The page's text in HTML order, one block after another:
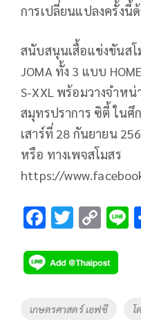
การเปลี่ยนแปลงครั้งนี้
สนับสนุนเสื้อแข่งขันส
JOMA ทั้ง 3 แบบ
S-XXL พร้อมวางจำห
สมุทรปราการ ซิตี้ ในศึ
เสาร์ที่ 28 กันยายน
หรือ ทางเพจสโมสร
https://
F
e
b
o
T
tt
er
C
p
y
Li
Tags
เกษตรศาสตร์ เอฟซี โ